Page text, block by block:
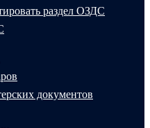
раздел ОЗДС
документов